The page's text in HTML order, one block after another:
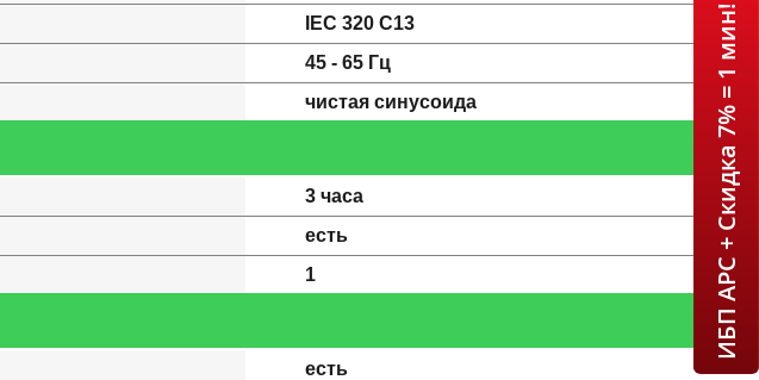
IEC 320 C13
45 - 65 Гц
чистая синусоида
3 часа
есть
1
есть
ИБП APC + Скидка 7% = 1 мин!